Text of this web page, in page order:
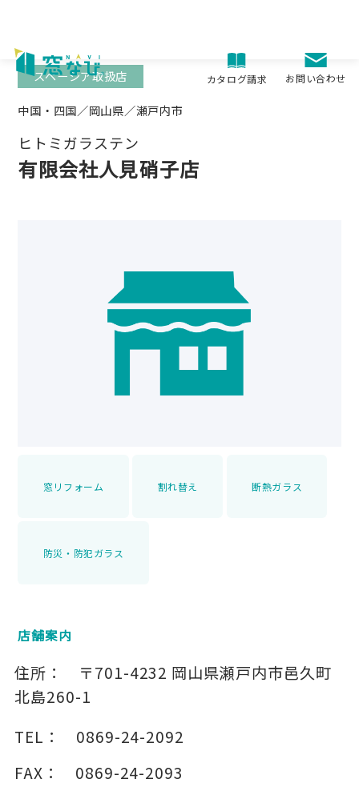
content
カタログ請求 お問い合わせ
中国・四国／岡山県／瀬戸内市
ヒトミガラステン
有限会社人見硝子店
スペーシア取扱店
窓リフォーム 割れ替え 断熱ガラス
防災・防犯ガラス
店舗案内
住所： 〒701-4232 岡山県瀬戸内市邑久町
北島260-1
TEL：
0869-24-2092
FAX：
0869-24-2093